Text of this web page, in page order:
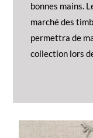
bonnes mains.
marché des
permettra de
collection lors